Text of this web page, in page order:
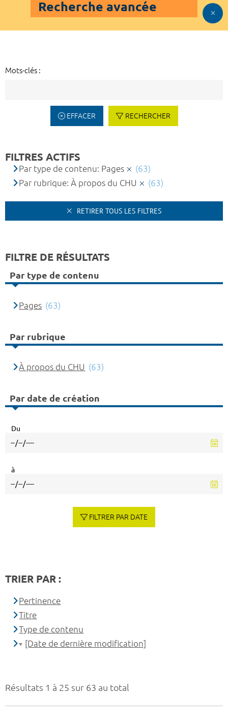
Recherche avancée
Mots-clés :
EFFACER RECHERCHER
Résultats 1 à 25 sur 63 au total
FILTRES ACTIFS
Par type de contenu: Pages
(63)
Par rubrique: À propos du CHU
(63)
RETIRER TOUS LES FILTRES
FILTRE DE RÉSULTATS
Par type de contenu
Pages (63)
Par rubrique
À propos du CHU (63)
Par date de création
Du
à
FILTRER PAR DATE
TRIER PAR :
Pertinence
Titre
Type de contenu
[Date de dernière modification]